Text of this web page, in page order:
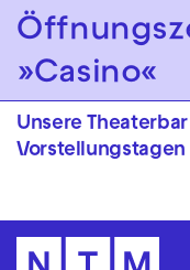
Zur
Zum Hauptinhalt
»Casino«
Unsere
Vorstellungstagen